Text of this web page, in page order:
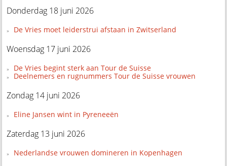
Donderdag 18 juni 2026
De Vries moet leiderstrui afstaan in Zwitserland
Woensdag 17 juni 2026
De Vries begint sterk aan Tour de Suisse
Deelnemers en rugnummers Tour de Suisse vrouwen
Zondag 14 juni 2026
Eline Jansen wint in Pyreneeën
Zaterdag 13 juni 2026
Nederlandse vrouwen domineren in Kopenhagen